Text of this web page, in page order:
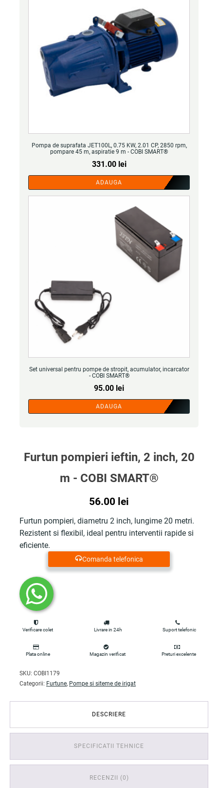
Pompa de suprafata JET100L, 0.75 KW, 2.01 CP, 2850 rpm,
pompare 45 m, aspiratie 9 m - COBI SMART®
331.00 lei
ADAUGA
Set universal pentru pompe de stropit, acumulator, incarcator
- COBI SMART®
95.00 lei
ADAUGA
Furtun pompieri ieftin, 2 inch, 20
m - COBI SMART®
56.00 lei
Furtun pompieri, diametru 2 inch, lungime 20 metri.
Rezistent si flexibil, ideal pentru interventii rapide si
eficiente.
Comanda telefonica
Verificare colet Livrare in 24h Suport telefonic
Plata online Magazin verificat Preturi excelente
SKU: COBI1179
Categorii: Furtune, Pompe si siteme de irigat
DESCRIERE
SPECIFICATII TEHNICE
RECENZII (0)